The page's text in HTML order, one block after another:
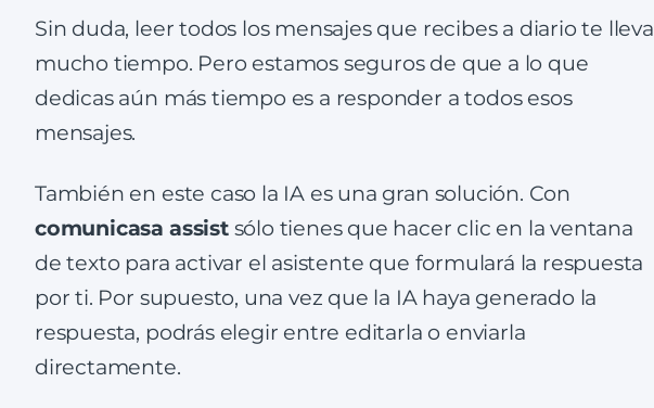
Sin duda, leer todos los mensajes que recibes a diario te lleva
mucho tiempo. Pero estamos seguros de que a lo que
dedicas aún más tiempo es a responder a todos esos
mensajes.
También en este caso la IA es una gran solución. Con
comunicasa assist sólo tienes que hacer clic en la ventana
de texto para activar el asistente que formulará la respuesta
por ti. Por supuesto, una vez que la IA haya generado la
respuesta, podrás elegir entre editarla o enviarla
directamente.